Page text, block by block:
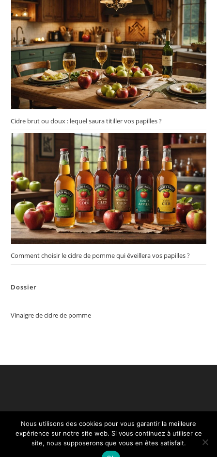
Cidre brut ou doux : lequel saura titiller vos papilles ?
Comment choisir le cidre de pomme qui éveillera vos papilles ?
Dossier
Vinaigre de cidre de pomme
Nous utilisons des cookies pour vous garantir la meilleure
expérience sur notre site web. Si vous continuez à utiliser ce
site, nous supposerons que vous en êtes satisfait.